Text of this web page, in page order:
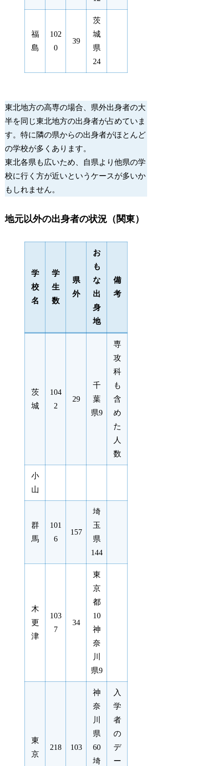
福
島
102
0
39
茨
城
県
24
東北地方の高専の場合、県外出身者の大
半を同じ東北地方の出身者が占めていま
す。特に隣の県からの出身者がほとんど
の学校が多くあります。
東北各県も広いため、自県より他県の学
校に行く方が近いというケースが多いか
もしれません。
地元以外の出身者の状況（関東）
学
校
名
学
生
数
県
外
お
も
な
出
身
地
備
考
茨
城
104
2
29
千
葉
県9
専
攻
科
も
含
め
た
人
数
小
山
群
馬
101
6
157
埼
玉
県
144
木
更
津
103
7
34
東
京
都
10
神
奈
川
県9
東
京
218 103
神
奈
川
県
60
埼
入
学
者
の
デ
ー